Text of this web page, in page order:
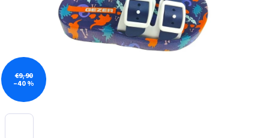
€9,90
–40 %